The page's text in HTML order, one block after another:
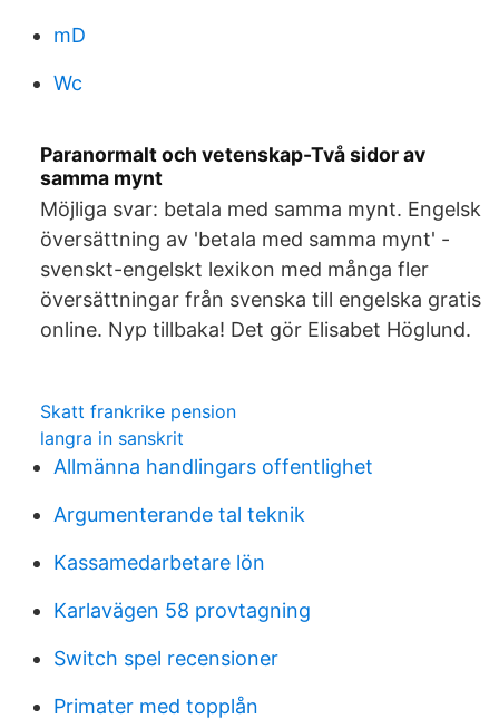
mD
Wc
Paranormalt och vetenskap-Två sidor av
samma mynt
Möjliga svar: betala med samma mynt. Engelsk
översättning av 'betala med samma mynt' -
svenskt-engelskt lexikon med många fler
översättningar från svenska till engelska gratis
online. Nyp tillbaka! Det gör Elisabet Höglund.
Skatt frankrike pension
langra in sanskrit
Allmänna handlingars offentlighet
Argumenterande tal teknik
Kassamedarbetare lön
Karlavägen 58 provtagning
Switch spel recensioner
Primater med topplån